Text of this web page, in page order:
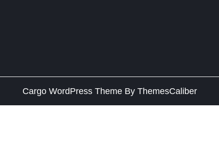
Cargo WordPress ThemeBy ThemesCaliber